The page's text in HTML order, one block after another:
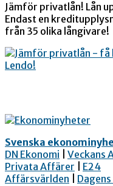
Jämför privatlån! Lån
Endast en
från 35 olika långivare!
Svenska
DN Ekonomi
Veckans
Privata Affärer
E24
Affärsvärlden
Dagens